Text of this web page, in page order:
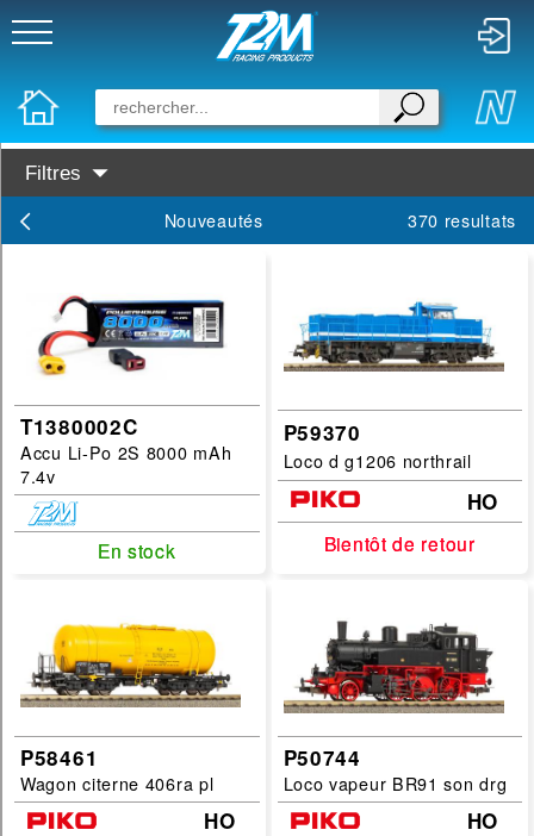
Filtres
Prochainement dispo
Famille :
RC
Miniature
Marques :
Preiser
PIKO
Maxichamps
Nouveautés 370 resultats
T1380002C
Accu Li-Po 2S 8000 mAh
7.4v
En stock
En stock
P59370
Loco d g1206 northrail
HO
Bientôt de retour
Bientôt de retour
P58461
Wagon citerne 406ra pl
HO
P50744
Loco vapeur BR91 son drg
HO